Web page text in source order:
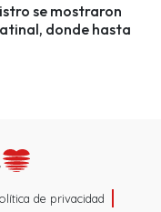
se mostraron
donde hasta
de privacidad